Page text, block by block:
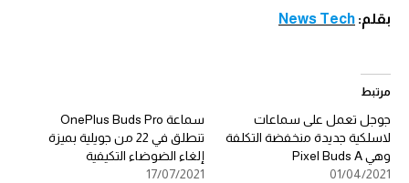
بقلم: News Tech
مرتبط
جوجل تعمل على سماعات
لاسلكية جديدة منخفضة التكلفة
وهي Pixel Buds A
01/04/2021
سماعة OnePlus Buds Pro
تنطلق في 22 من جويلية بميزة
إلغاء الضوضاء التكيفية
17/07/2021